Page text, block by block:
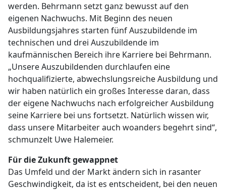
werden. Behrmann setzt ganz bewusst auf den
eigenen Nachwuchs. Mit Beginn des neuen
Ausbildungsjahres starten fünf Auszubildende im
technischen und drei Auszubildende im
kaufmännischen Bereich ihre Karriere bei Behrmann.
„Unsere Auszubildenden durchlaufen eine
hochqualifizierte, abwechslungsreiche Ausbildung und
wir haben natürlich ein großes Interesse daran, dass
der eigene Nachwuchs nach erfolgreicher Ausbildung
seine Karriere bei uns fortsetzt. Natürlich wissen wir,
dass unsere Mitarbeiter auch woanders begehrt sind“,
schmunzelt Uwe Halemeier.
Für die Zukunft gewappnet
Das Umfeld und der Markt ändern sich in rasanter
Geschwindigkeit, da ist es entscheident, bei den neuen